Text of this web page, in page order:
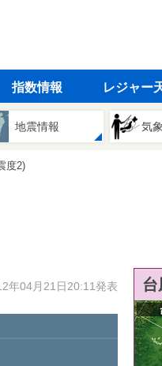
指数情報 レジャー
地震情報 気
度2)
年04月21日20:11発表